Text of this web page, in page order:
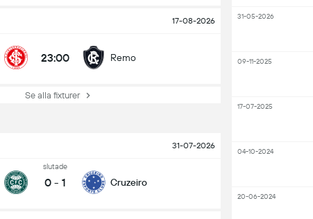
17-08-2026
23:00 Remo
Se alla fixturer
31-07-2026
slutade
0 - 1 Cruzeiro
31-05-2026
09-11-2025
17-07-2025
04-10-2024
20-06-2024